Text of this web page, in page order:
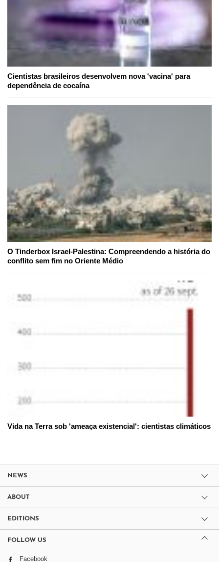
Cientistas brasileiros desenvolvem nova 'vacina' para
dependência de cocaína
O Tinderbox Israel-Palestina: Compreendendo a história do
conflito sem fim no Oriente Médio
Vida na Terra sob 'ameaça existencial': cientistas climáticos
NEWS
ABOUT
EDITIONS
FOLLOW US
Facebook